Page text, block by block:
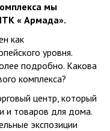
мы
« Армада».
как
уровня.
подробно. Какова
комплекса?
центр, который
и товаров для дома.
экспозиции